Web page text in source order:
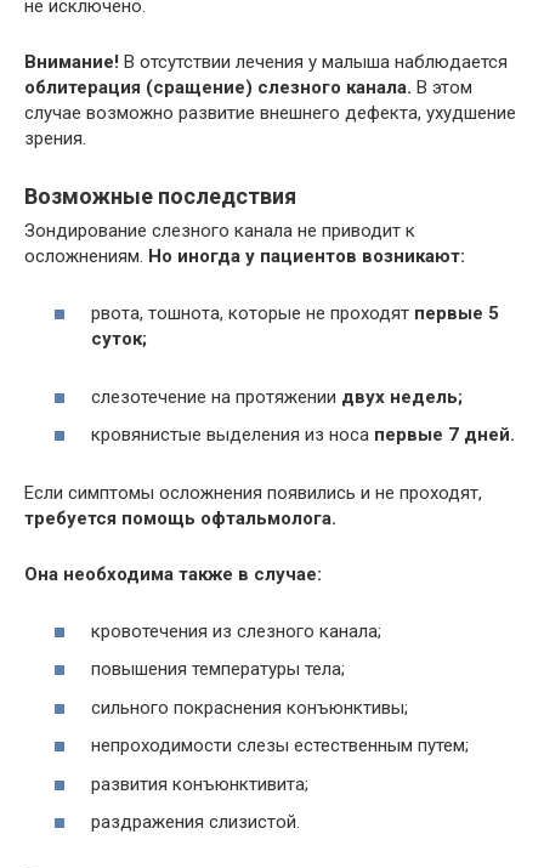
не исключено.
Внимание! В отсутствии лечения у малыша наблюдается
облитерация (сращение) слезного канала. В этом
случае возможно развитие внешнего дефекта, ухудшение
зрения.
Возможные последствия
Зондирование слезного канала не приводит к
осложнениям. Но иногда у пациентов возникают:
рвота, тошнота, которые не проходят первые 5
суток;
слезотечение на протяжении двух недель;
кровянистые выделения из носа первые 7 дней.
Если симптомы осложнения появились и не проходят,
требуется помощь офтальмолога.
Она необходима также в случае:
кровотечения из слезного канала;
повышения температуры тела;
сильного покраснения конъюнктивы;
непроходимости слезы естественным путем;
развития конъюнктивита;
раздражения слизистой.